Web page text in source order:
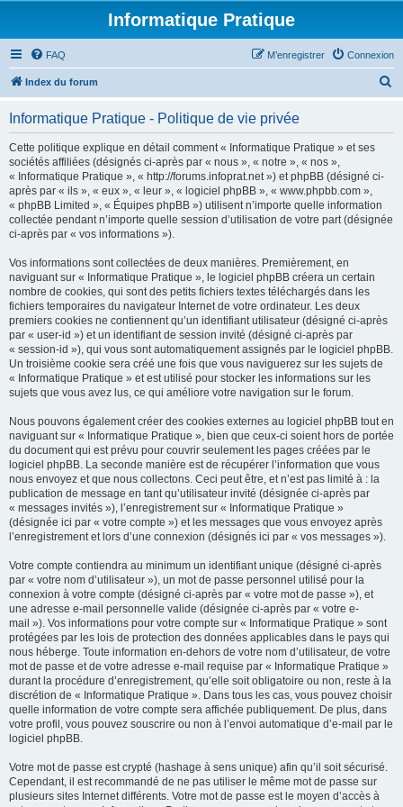
Informatique Pratique
FAQ Connexion
M’enregistrer
Index du forum
Informatique Pratique - Politique de vie privée
Cette politique explique en détail comment « Informatique Pratique » et ses
sociétés affiliées (désignés ci-après par « nous », « notre », « nos »,
« Informatique Pratique », « http://forums.infoprat.net ») et phpBB (désigné ci-
après par « ils », « eux », « leur », « logiciel phpBB », « www.phpbb.com »,
« phpBB Limited », « Équipes phpBB ») utilisent n’importe quelle information
collectée pendant n’importe quelle session d’utilisation de votre part (désignée
ci-après par « vos informations »).
Vos informations sont collectées de deux manières. Premièrement, en
naviguant sur « Informatique Pratique », le logiciel phpBB créera un certain
nombre de cookies, qui sont des petits fichiers textes téléchargés dans les
fichiers temporaires du navigateur Internet de votre ordinateur. Les deux
premiers cookies ne contiennent qu’un identifiant utilisateur (désigné ci-après
par « user-id ») et un identifiant de session invité (désigné ci-après par
« session-id »), qui vous sont automatiquement assignés par le logiciel phpBB.
Un troisième cookie sera créé une fois que vous naviguerez sur les sujets de
« Informatique Pratique » et est utilisé pour stocker les informations sur les
sujets que vous avez lus, ce qui améliore votre navigation sur le forum.
Nous pouvons également créer des cookies externes au logiciel phpBB tout en
naviguant sur « Informatique Pratique », bien que ceux-ci soient hors de portée
du document qui est prévu pour couvrir seulement les pages créées par le
logiciel phpBB. La seconde manière est de récupérer l’information que vous
nous envoyez et que nous collectons. Ceci peut être, et n’est pas limité à : la
publication de message en tant qu’utilisateur invité (désignée ci-après par
« messages invités »), l’enregistrement sur « Informatique Pratique »
(désignée ici par « votre compte ») et les messages que vous envoyez après
l’enregistrement et lors d’une connexion (désignés ici par « vos messages »).
Votre compte contiendra au minimum un identifiant unique (désigné ci-après
par « votre nom d’utilisateur »), un mot de passe personnel utilisé pour la
connexion à votre compte (désigné ci-après par « votre mot de passe »), et
une adresse e-mail personnelle valide (désignée ci-après par « votre e-
mail »). Vos informations pour votre compte sur « Informatique Pratique » sont
protégées par les lois de protection des données applicables dans le pays qui
nous héberge. Toute information en-dehors de votre nom d’utilisateur, de votre
mot de passe et de votre adresse e-mail requise par « Informatique Pratique »
durant la procédure d’enregistrement, qu’elle soit obligatoire ou non, reste à la
discrétion de « Informatique Pratique ». Dans tous les cas, vous pouvez choisir
quelle information de votre compte sera affichée publiquement. De plus, dans
votre profil, vous pouvez souscrire ou non à l’envoi automatique d’e-mail par le
logiciel phpBB.
Votre mot de passe est crypté (hashage à sens unique) afin qu’il soit sécurisé.
Cependant, il est recommandé de ne pas utiliser le même mot de passe sur
plusieurs sites Internet différents. Votre mot de passe est le moyen d’accès à